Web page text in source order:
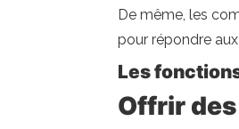
De même, les
pour répondre
Les
Offrir